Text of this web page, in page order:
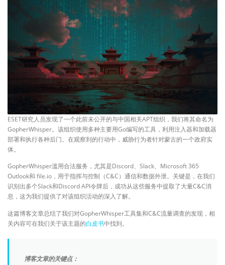
ESET研究人员发现了一个此前未公开的与中国相关APT组织，我们将其命名为
GopherWhisper。该组织使用多种主要用Go编写的工具，利用注入器和加载器
部署和执行各种后门。在观察到的行动中，威胁行为者针对蒙古的一个政府实
体。
GopherWhisper滥用合法服务，尤其是Discord、Slack、Microsoft 365
Outlook和 file.io，用于指挥与控制（C&C）通信和数据外泄。关键是，在我们
识别出多个Slack和Discord API令牌后，成功从这些服务中提取了大量C&C消
息，这为我们提供了对该组织活动的深入了解。
这篇博客文章总结了我们对GopherWhisper工具集和C&C流量调查的发现，相
关内容可在我们关于该主题的白皮书中找到。
博客文章的关键点：